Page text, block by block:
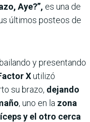
Aye?”, es una de
últimos posteos de
y presentando
Xutilizó
su brazo, dejando
, uno en la zona
y el otro cerca